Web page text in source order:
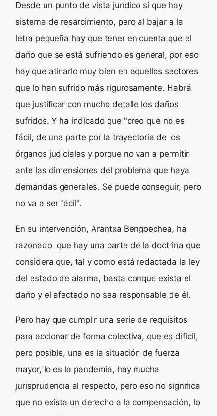
Desde un punto de vista jurídico sí que hay
sistema de resarcimiento, pero al bajar a la
letra pequeña hay que tener en cuenta que el
daño que se está sufriendo es general, por eso
hay que atinarlo muy bien en aquellos sectores
que lo han sufrido más rigurosamente. Habrá
que justificar con mucho detalle los daños
sufridos. Y ha indicado que "creo que no es
fácil, de una parte por la trayectoria de los
órganos judiciales y porque no van a permitir
ante las dimensiones del problema que haya
demandas generales. Se puede conseguir, pero
no va a ser fácil".
En su intervención, Arantxa Bengoechea, ha
razonado que hay una parte de la doctrina que
considera que, tal y como está redactada la ley
del estado de alarma, basta conque exista el
daño y el afectado no sea responsable de él.
Pero hay que cumplir una serie de requisitos
para accionar de forma colectiva, que es difícil,
pero posible, una es la situación de fuerza
mayor, lo es la pandemia, hay mucha
jurisprudencia al respecto, pero eso no significa
que no exista un derecho a la compensación, lo